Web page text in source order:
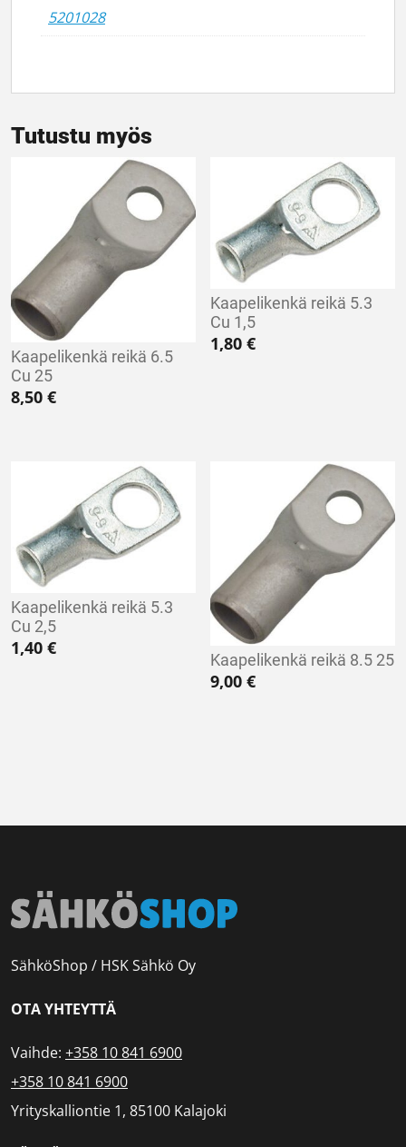
5201028
Tutustu myös
Kaapelikenkä reikä 6.5
Cu 25
8,50 €
Kaapelikenkä reikä 5.3
Cu 1,5
1,80€
Kaapelikenkä reikä 5.3
Cu 2,5
1,40 €
Kaapelikenkä reikä 8.5 25
9,00€
SähköShop / HSK Sähkö Oy
OTA YHTEYTTÄ
Vaihde: +358 10 841 6900
+358 10 841 6900
Yrityskalliontie 1, 85100 Kalajoki